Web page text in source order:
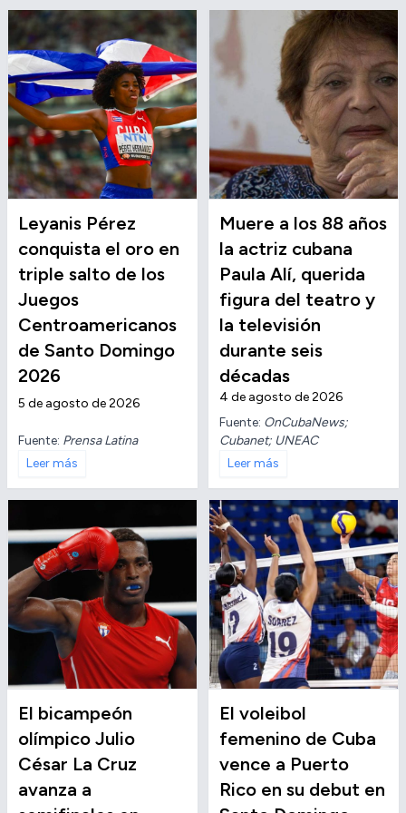
Leyanis Pérez
conquista el oro en
triple salto de los
Juegos
Centroamericanos
de Santo Domingo
2026
5 de agosto de 2026
Fuente: Prensa Latina
Leer más
Muere a los 88 años
la actriz cubana
Paula Alí, querida
figura del teatro y
la televisión
durante seis
décadas
4 de agosto de 2026
Fuente: OnCubaNews;
Cubanet; UNEAC
Leer más
El bicampeón
olímpico Julio
César La Cruz
avanza a
El voleibol
femenino de Cuba
vence a Puerto
Rico en su debut en